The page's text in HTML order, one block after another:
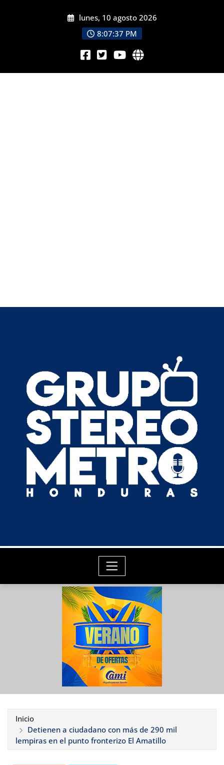
lunes, 10 agosto 2026
8:07:39 PM
Inicio
Detienen a ciudadano con más de 290 mil
lempiras en el punto fronterizo El Amatillo